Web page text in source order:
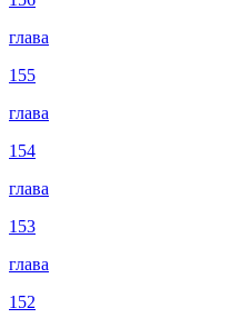
глава
155
глава
154
глава
153
глава
152